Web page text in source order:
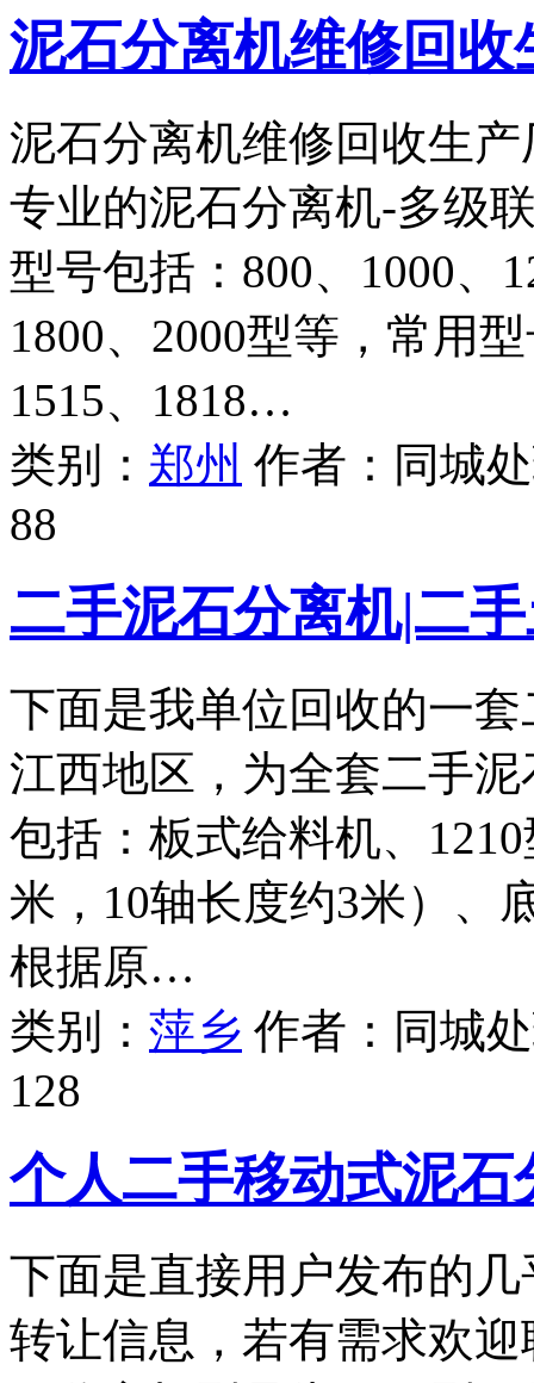
泥石分离机维修回
泥石分离机维修回收生
专业的泥石分离机-多级
型号包括：800、1000、
1800、2000型等，常用
1515、1818…
类别： 郑州 作者： 同城
88
二手泥石分离机|二
下面是我单位回收的一
江西地区，为全套二手
包括：板式给料机、
米，10轴长度约3米）、
根据原…
类别： 萍乡 作者： 同城
128
个人二手移动式泥
下面是直接用户发布的
转让信息，若有需求欢